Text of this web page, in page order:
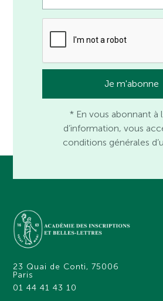
* En vous abonnant à
d’information, vous
conditions générales
23 Quai de Conti, 75006
Paris
01 44 41 43 10